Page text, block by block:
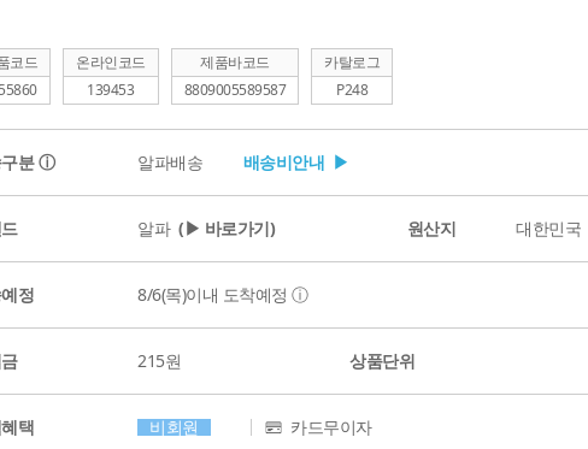
코드
온라인코드
139453
제품바코드
8809005589587
카탈로그
P248
분ⓘ 알파배송 배송비안내 ▶
알파 (▶ 바로가기) 원산지 대한민국
정 8/6(목)이내 도착예정 ⓘ
215원 상품단위
택 비회원 카드무이자